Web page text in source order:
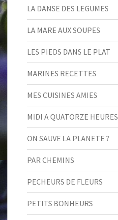
LA DANSE DES LEGUMES
LA MARE AUX SOUPES
LES PIEDS DANS LE PLAT
MARINES RECETTES
MES CUISINES AMIES
MIDI A QUATORZE HEURES
ON SAUVE LA PLANETE ?
PAR CHEMINS
PECHEURS DE FLEURS
PETITS BONHEURS